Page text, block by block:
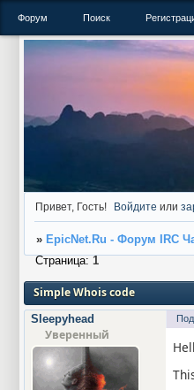
Форум Поиск
Привет, Гость! Войдите или
» EpicNet.Ru - Форум IRC
Simple Whois code
Страница: 1
Sleepyhead
Уверенный